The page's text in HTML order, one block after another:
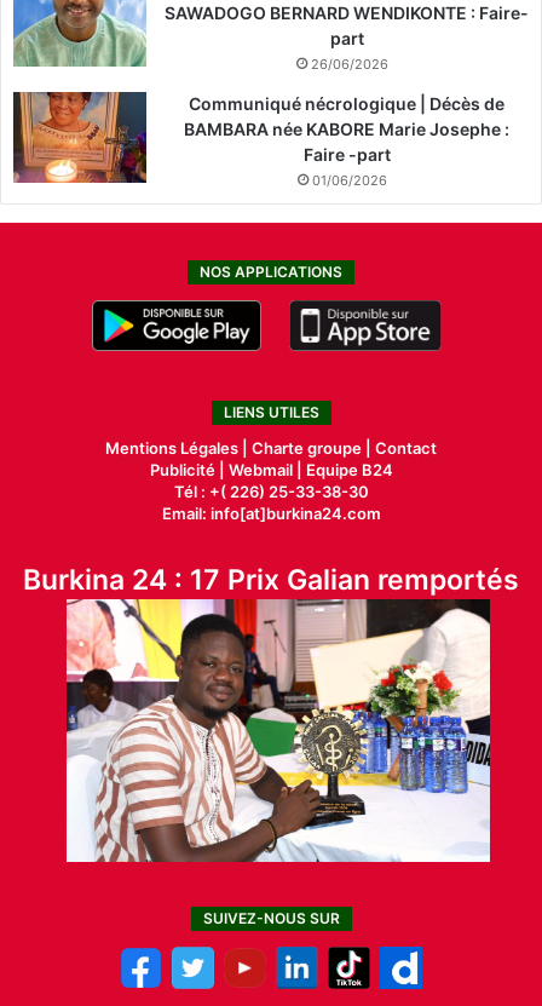
SAWADOGO BERNARD WENDIKONTE : Faire-
part
26/06/2026
Communiqué nécrologique | Décès de
BAMBARA née KABORE Marie Josephe :
Faire -part
01/06/2026
NOS APPLICATIONS
LIENS UTILES
Mentions Légales | Charte groupe | Contact
Publicité| Webmail |
Equipe B24
Tél : +( 226) 25-33-38-30
Email: info[at]burkina24.com
Burkina 24 : 17 Prix Galian remportés
SUIVEZ-NOUS SUR